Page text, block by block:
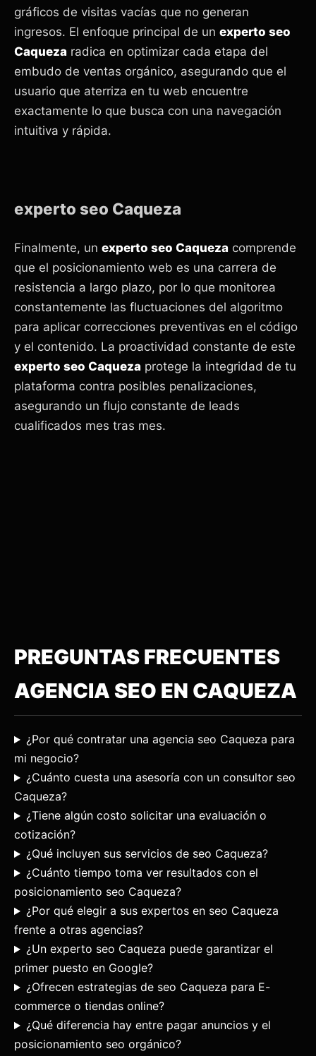
gráficos de visitas vacías que no generan
ingresos. El enfoque principal de un experto seo
Caqueza radica en optimizar cada etapa del
embudo de ventas orgánico, asegurando que el
usuario que aterriza en tu web encuentre
exactamente lo que busca con una navegación
intuitiva y rápida.
experto seo Caqueza
Finalmente, un experto seo Caqueza comprende
que el posicionamiento web es una carrera de
resistencia a largo plazo, por lo que monitorea
constantemente las fluctuaciones del algoritmo
para aplicar correcciones preventivas en el código
y el contenido. La proactividad constante de este
experto seo Caqueza protege la integridad de tu
plataforma contra posibles penalizaciones,
asegurando un flujo constante de leads
cualificados mes tras mes.
PREGUNTAS FRECUENTES
AGENCIA SEO EN CAQUEZA
¿Por qué contratar una agencia seo Caqueza para
mi negocio?
¿Cuánto cuesta una asesoría con un consultor seo
Caqueza?
¿Tiene algún costo solicitar una evaluación o
cotización?
¿Qué incluyen sus servicios de seo Caqueza?
¿Cuánto tiempo toma ver resultados con el
posicionamiento seo Caqueza?
¿Por qué elegir a sus expertos en seo Caqueza
frente a otras agencias?
¿Un experto seo Caqueza puede garantizar el
primer puesto en Google?
¿Ofrecen estrategias de seo Caqueza para E-
commerce o tiendas online?
¿Qué diferencia hay entre pagar anuncios y el
posicionamiento seo orgánico?